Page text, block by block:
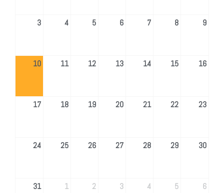
3 4 5 6 7 8 9
10 11 12 13 14 15 16
17 18 19 20 21 22 23
24 25 26 27 28 29 30
31 1 2 3 4 5 6